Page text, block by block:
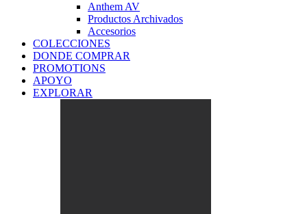
Anthem AV
Productos Archivados
Accesorios
COLECCIONES
DONDE COMPRAR
PROMOTIONS
APOYO
EXPLORAR